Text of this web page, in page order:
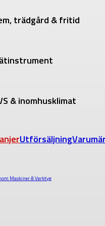
trädgård & fritid
& inomhusklimat
Utförsäljning
Maskiner & Verktyg